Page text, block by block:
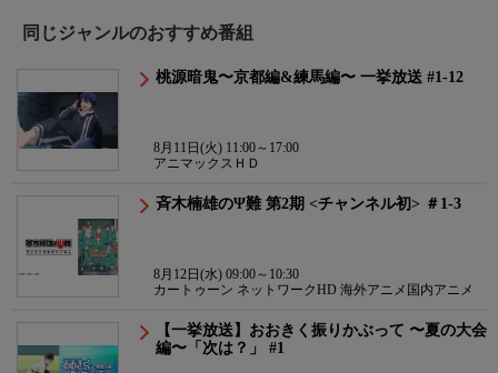
同じジャンルのおすすめ番組
桃源暗鬼〜京都編&練馬編〜 一挙放送 #1-12
8月11日(火) 11:00～17:00
アニマックスＨＤ
斉木楠雄のΨ難 第2期 <チャンネル初> ＃1-3
8月12日(水) 09:00～10:30
カートゥーン ネットワークHD 海外アニメ国内アニメ
【一挙放送】おおきく振りかぶって 〜夏の大会
編〜「次は？」 #1